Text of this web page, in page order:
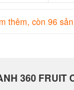
thêm, còn 96
360 FRUIT